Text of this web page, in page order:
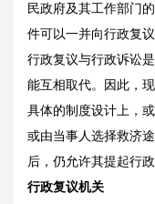
民政府及其工作部门
件可以一并向行政复
行政复议与行政诉讼
能互相取代。因此，
具体的制度设计上，
或由当事人选择救济
后，仍允许其提起行政
行政复议机关